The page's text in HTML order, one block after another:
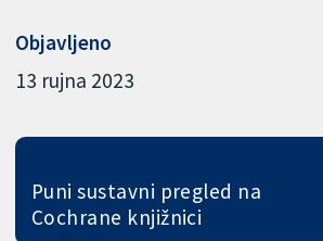
Objavljeno
13 rujna 2023
Puni sustavni pregled na
Cochrane knjižnici